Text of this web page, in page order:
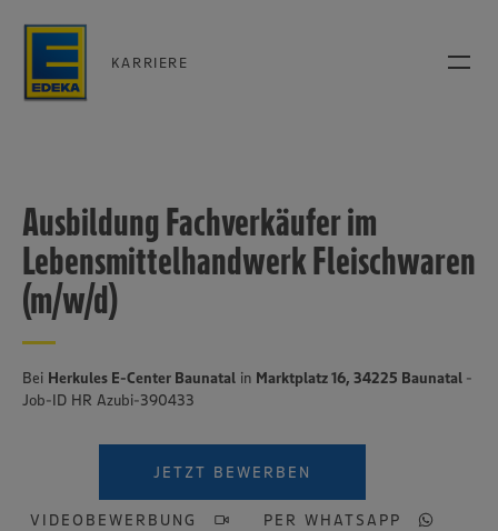
KARRIERE
Ausbildung Fachverkäufer im
Lebensmittelhandwerk Fleischwaren
(m/w/d)
Bei Herkules E-Center Baunatal in Marktplatz 16, 34225 Baunatal -
Job-ID HR Azubi-390433
JETZT BEWERBEN
VIDEOBEWERBUNG PER WHATSAPP